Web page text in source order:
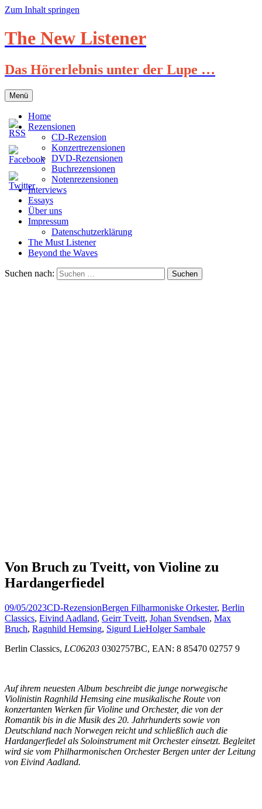
Zum Inhalt springen
The New Listener
Das Hörerlebnis unter der Lupe …
Menü
Home
Rezensionen
CD-Rezension
Konzertrezensionen
DVD-Rezensionen
Buchrezensionen
Notenrezensionen
Interviews
Essays
Über uns
Impressum
Datenschutzerklärung
The Must Listener
Beyond the Waves
Suchen nach:
Von Bruch zu Tveitt, von Violine zu
Hardangerfiedel
09/05/2023CD-RezensionBergen Filharmoniske Orkester, Berlin
Classics, Eivind Aadland, Geirr Tveitt, Johan Svendsen, Max
Bruch, Ragnhild Hemsing, Sigurd LieHolger Sambale
Berlin Classics, LC06203 0302757BC, EAN: 8 85470 02757 9
Auf ihrem neuesten Album beschreibt die junge norwegische
Violinistin Ragnhild Hemsing eine musikalische Route von
konzertanten Werken für Violine und Orchester, die von der
Romantik bis in die Musik des 20. Jahrhunderts sowie von
Deutschland nach Norwegen reicht und schließlich auch die
Hardangerfiedel als Soloinstrument mit Orchester einsetzt. Begleitet
wird sie vom Philharmonischen Orchester Bergen unter der Leitung
von Eivind Aadland.